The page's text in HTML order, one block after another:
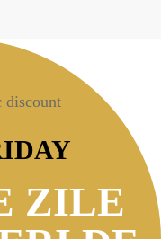
ZILE